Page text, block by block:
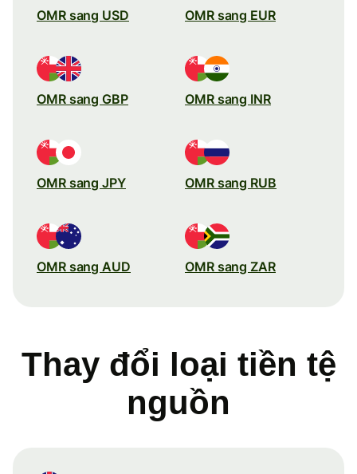
OMR sang USD OMR sang EUR
OMR sang GBP OMR sang INR
OMR sang JPY OMR sang RUB
OMR sang AUD OMR sang ZAR
Thay đổi loại tiền tệ
nguồn